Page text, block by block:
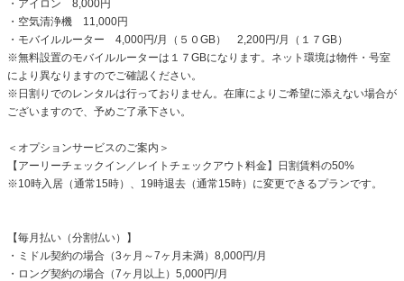
・アイロン 8,000円
・空気清浄機 11,000円
・モバイルルーター 4,000円/月（５０GB） 2,200円/月（１７GB）
※無料設置のモバイルルーターは１７GBになります。ネット環境は物件・号室
により異なりますのでご確認ください。
※日割りでのレンタルは行っておりません。在庫によりご希望に添えない場合が
ございますので、予めご了承下さい。
＜オプションサービスのご案内＞
【アーリーチェックイン／レイトチェックアウト料金】日割賃料の50%
※10時入居（通常15時）、19時退去（通常15時）に変更できるプランです。
【毎月払い（分割払い）】
・ミドル契約の場合（3ヶ月～7ヶ月未満）8,000円/月
・ロング契約の場合（7ヶ月以上）5,000円/月